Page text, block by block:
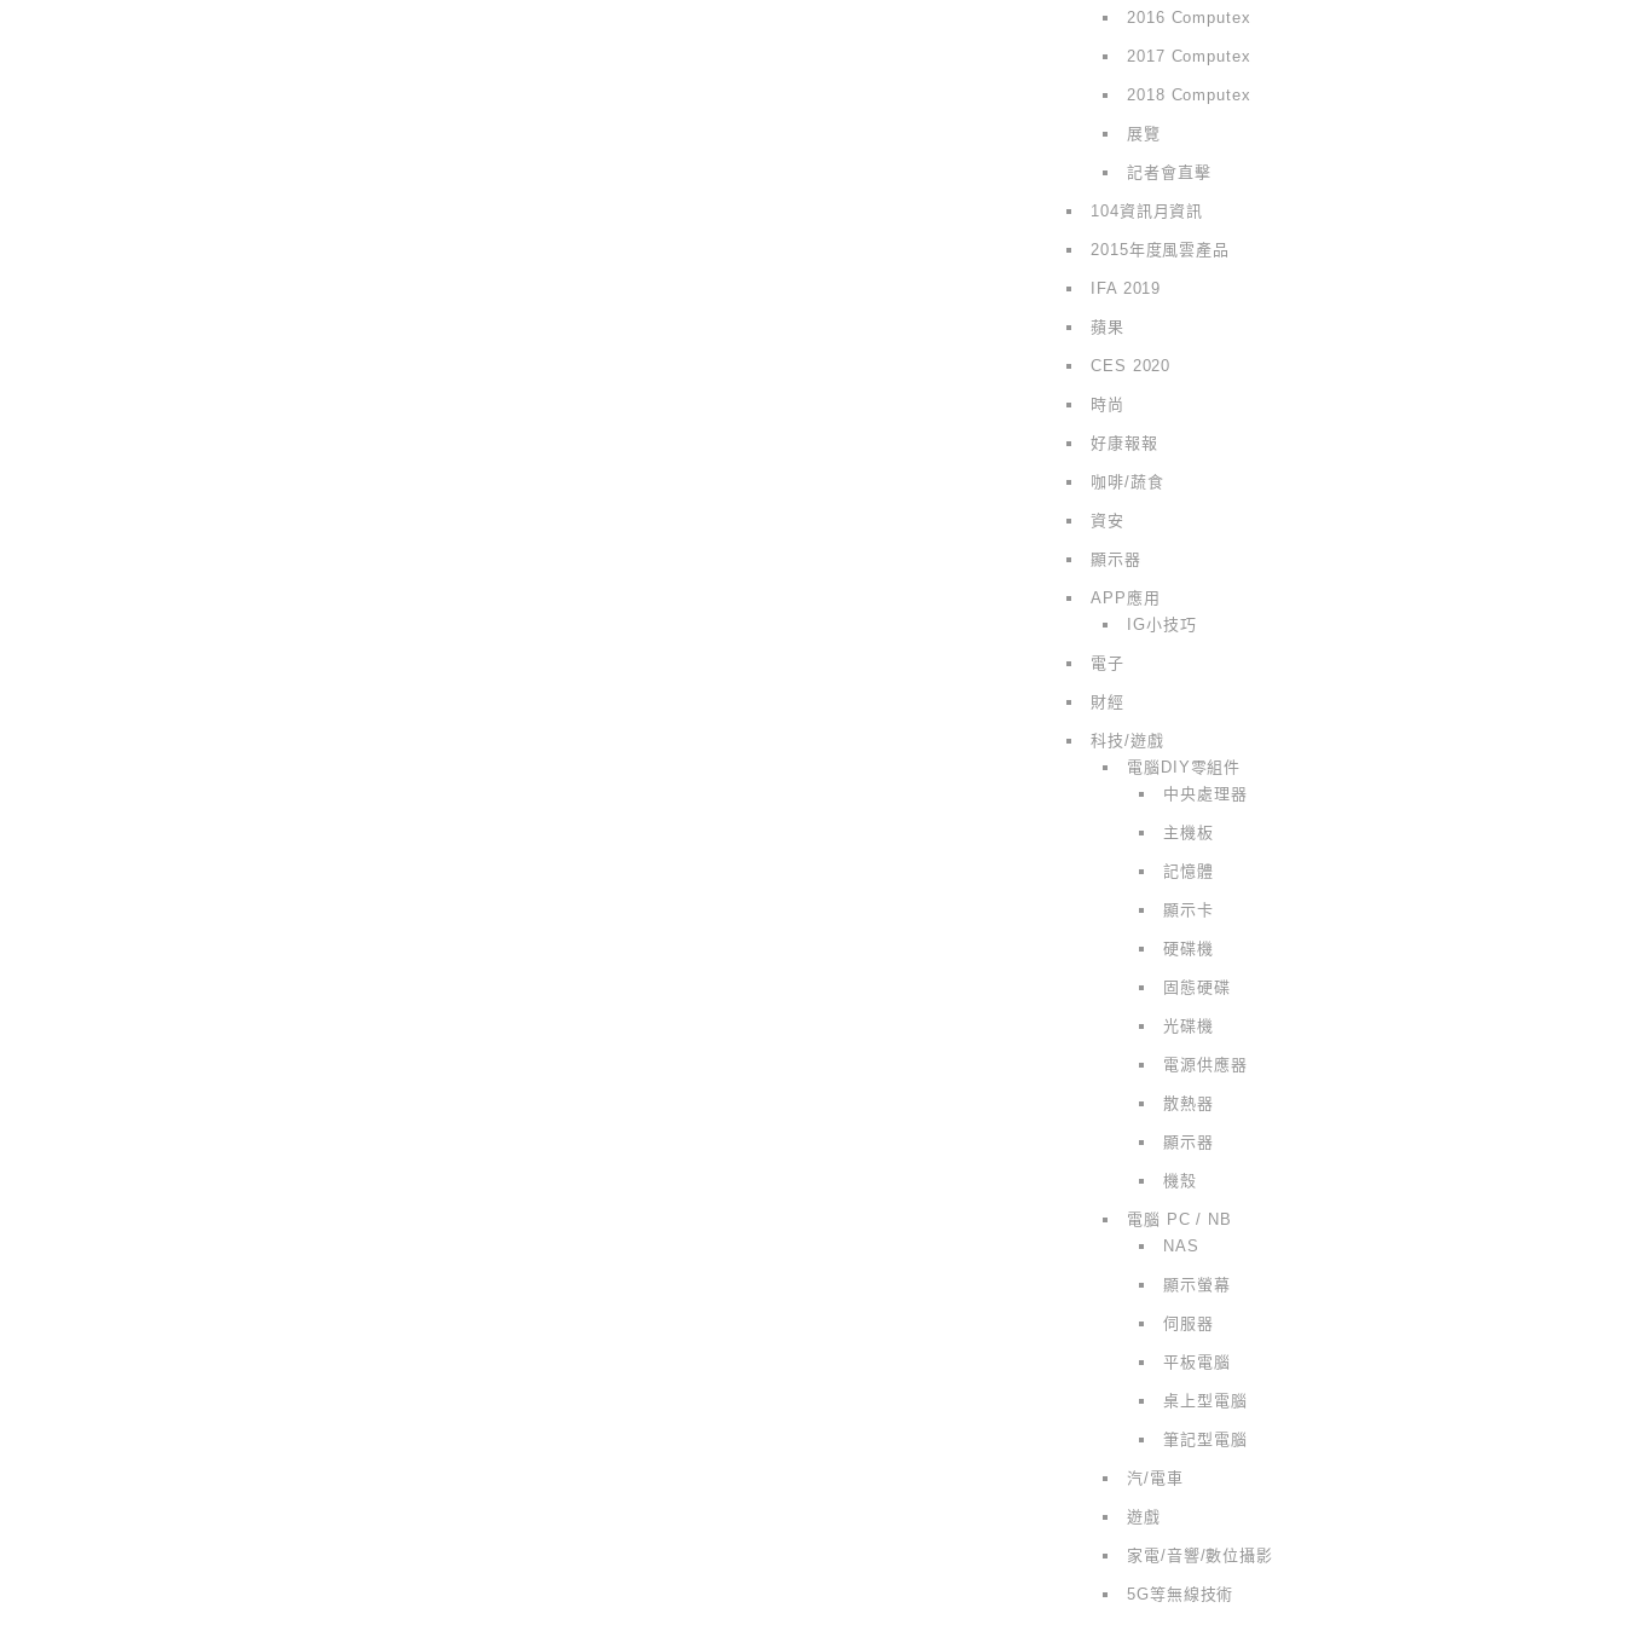
2016 Computex
2017 Computex
2018 Computex
展覽
記者會直擊
104資訊月資訊
2015年度風雲產品
IFA 2019
蘋果
CES 2020
時尚
好康報報
咖啡/蔬食
資安
顯示器
APP應用
IG小技巧
電子
財經
科技/遊戲
電腦DIY零組件
中央處理器
主機板
記憶體
顯示卡
硬碟機
固態硬碟
光碟機
電源供應器
散熱器
顯示器
機殼
電腦 PC / NB
NAS
顯示螢幕
伺服器
平板電腦
桌上型電腦
筆記型電腦
汽/電車
遊戲
家電/音響/數位攝影
5G等無線技術